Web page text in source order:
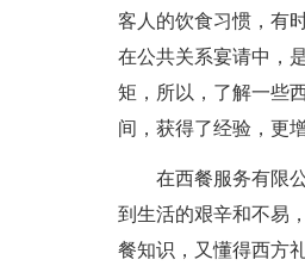
客人的饮食习惯，有
在公共关系宴请中，
矩，所以，了解一些
间，获得了经验，更
在西餐服务有限
到生活的艰辛和不易
餐知识，又懂得西方